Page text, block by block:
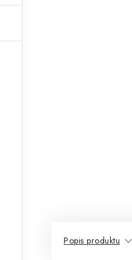
Popis produktu